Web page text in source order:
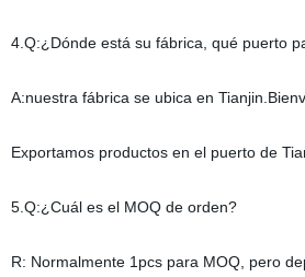
4.Q:¿Dónde está su fábrica, qué puerto
A:nuestra fábrica se ubica en
Exportamos productos en el puerto de
5.Q:¿Cuál es el MOQ de orden?
R: Normalmente 1pcs para MOQ, pero